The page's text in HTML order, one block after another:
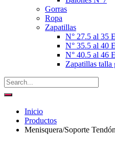
Gorras
Ropa
Zapatillas
N° 27.5 al 35
N° 35.5 al 40
N° 40.5 al 46
Zapatillas talla
Inicio
Productos
Menisquera/Soporte